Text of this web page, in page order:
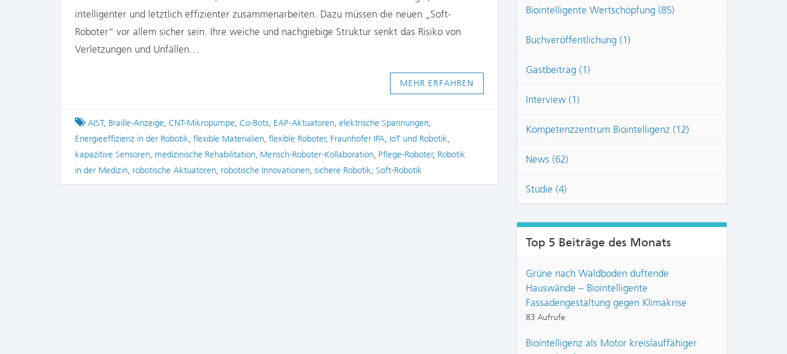
intelligenter und letztlich effizienter zusammenarbeiten. Dazu müssen die neuen „Soft-
Roboter“ vor allem sicher sein. Ihre weiche und nachgiebige Struktur senkt das Risiko von
Verletzungen und Unfällen…
MEHR ERFAHREN
Tagged
AIST, Braille-Anzeige, CNT-Mikropumpe, Co-Bots, EAP-Aktuatoren, elektrische Spannungen,
Energieeffizienz in der Robotik, flexible Materialien, flexible Roboter, Fraunhofer IPA, IoT und Robotik,
kapazitive Sensoren, medizinische Rehabilitation, Mensch-Roboter-Kollaboration, Pflege-Roboter, Robotik
in der Medizin, robotische Aktuatoren, robotische Innovationen, sichere Robotik, Soft-Robotik
Biointelligente Wertschöpfung (85)
Buchveröffentlichung (1)
Gastbeitrag (1)
Interview (1)
Kompetenzzentrum Biointelligenz (12)
News (62)
Studie (4)
Top 5 Beiträge des Monats
Grüne nach Waldboden duftende
Hauswände – Biointelligente
Fassadengestaltung gegen Klimakrise
83 Aufrufe
Biointelligenz als Motor kreislauffähiger